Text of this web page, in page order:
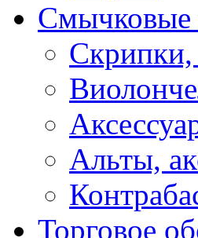
Смычковые
Скрипки,
Альты,
Торговое